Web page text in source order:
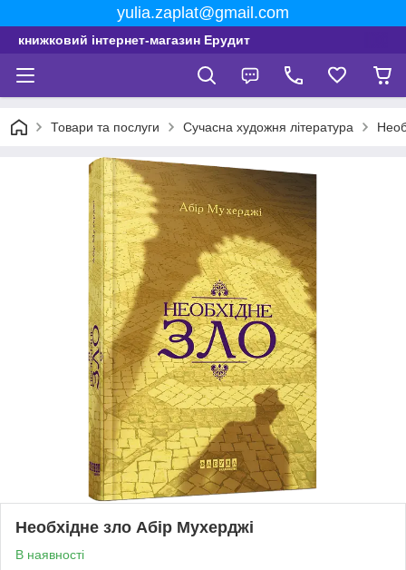
yulia.zaplat@gmail.com
книжковий інтернет-магазин Ерудит
Товари та послуги Сучасна художня література
Необхідне зло Абір Мухерджі
В наявності